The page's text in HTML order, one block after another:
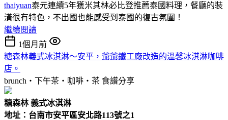
thaiyuan泰元連續5年獲米其林必比登推薦泰國料理，餐廳的裝
潢很有特色，不出國也能感受到泰國的復古氛圍！
繼續閱讀
1個月前
糖森林義式冰淇淋～安平，爺爺鐵工廠改造的溫馨冰淇淋咖啡
店。
brunch‧下午茶‧咖啡‧茶 食譜分享
糖森林 義式冰淇淋
地址：台南市安平區安北路113號之1